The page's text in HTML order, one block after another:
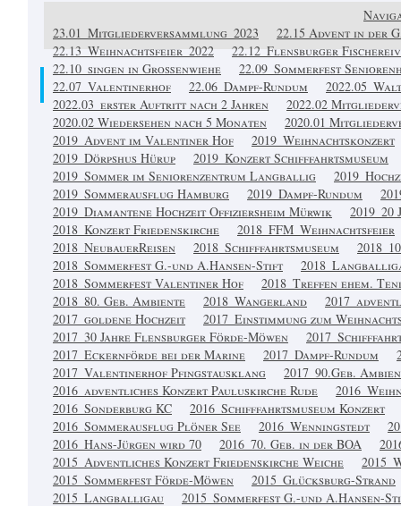
23.01_Mitgliederversammlung_2023
22.15 Advent in der
22.13_Weihnachtsfeier_2022
22.12_Flensburger
22.10_singen in Großenwiehe
22.09_Sommerfest
22.07_Valentinerhof
22.06_Dampf-Rundum
2022.03_erster Auftritt nach 2 Jahren
2022.02
2020.02 Wiedersehen nach 5 Monaten
2020.01
2019_Advent im Valentiner Hof
2019_Weihnachtskonzert
2019_Dörpshus Hürup
2019_Konzert Schifffahrtsmuseum
2019_Sommer im Seniorenzentrum Langballig
2019_Sommerausflug Hamburg
2019_Dampf-Rundum
2019_Diamantene Hochzeit Offiziersheim Mürwik
2018_Konzert Friedenskirche
2018_FFM_Weihnachtsfeier
2018_NeubauerReisen
2018_Schifffahrtsmuseum
2018_Sommerfest G.-und A.Hansen-Stift
2018_Sommerfest Valentiner Hof
2018_Treffen ehem.
2018_80. Geb. Ambiente
2018_Wangerland
2017_goldene Hochzeit
2017_Einstimmung zum
2017_30 Jahre Flensburger Förde-Möwen
2017_Eckernförde bei der Marine
2017_Dampf-Rundum
2017_Valentinerhof Pfingstausklang
2017_90.Geb.
2016_adventliches Konzert Pauluskirche Rude
2016_Sonderburg KC
2016_Schifffahrtsmuseum Konzert
2016_Sommerausflug Plöner See
2016_Wenningstedt
2016_Hans-Jürgen wird 70
2016_70. Geb. in der BOA
2015_Adventliches Konzert Friedenskirche Weiche
2015_Sommerfest Förde-Möwen
2015_Glücksburg-Strand
2015_Langballigau
2015_Sommerfest G.-und A.Hansen-